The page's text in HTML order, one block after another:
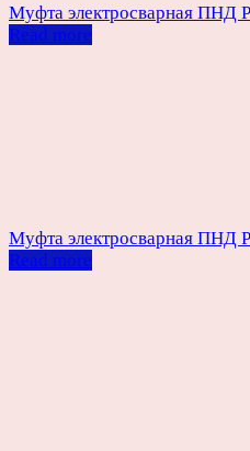
Муфта электросварная ПНД
Read more
Муфта электросварная ПНД
Read more